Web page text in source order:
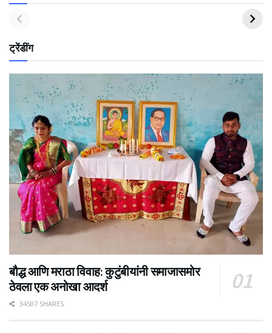
ट्रेंडींग
बौद्ध आणि मराठा विवाह: कुटुंबीयांनी समाजासमोर
ठेवला एक अनोखा आदर्श
34507 SHARES